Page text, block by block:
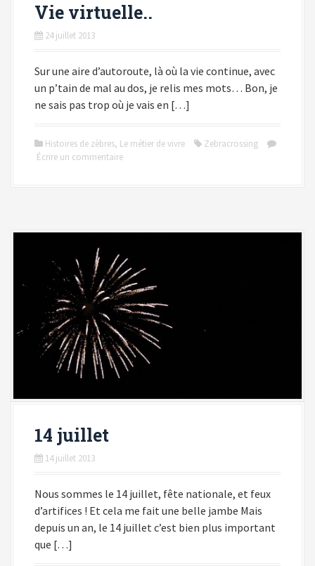
Vie virtuelle..
24 juillet 2013
Sur une aire d’autoroute, là où la vie continue, avec
un p’tain de mal au dos, je relis mes mots… Bon, je
ne sais pas trop où je vais en […]
Histoires de zèbres, Le métier de vivre
Zebracrossing
Écrire un commentaire
14 juillet
14 juillet 2013
Nous sommes le 14 juillet, fête nationale, et feux
d’artifices ! Et cela me fait une belle jambe Mais
depuis un an, le 14 juillet c’est bien plus important
que […]